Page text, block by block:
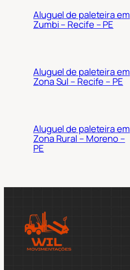
Aluguel de paleteira em
Zumbi – Recife – PE
Aluguel de paleteira em
Zona Sul – Recife – PE
Aluguel de paleteira em
Zona Rural – Moreno –
PE